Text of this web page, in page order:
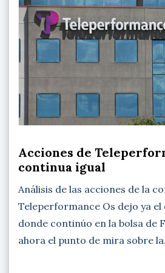
Acciones de
continua igual
Análisis de las acciones de la
Teleperformance Os dejo ya el
donde continúo en la bolsa de
ahora el punto de mira sobre